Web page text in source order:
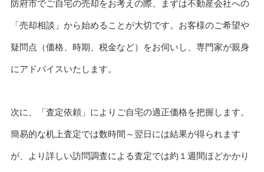
防府市でご自宅の売却をお考えの際、まずは不動産会社への
「売却相談」から始めることが大切です。お客様のご希望や
疑問点（価格、時期、税金など）をお伺いし、専門家が親身
にアドバイスいたします。
次に、「査定依頼」によりご自宅の適正価格を把握します。
簡易的な机上査定では数時間～翌日には結果が得られます
が、より詳しい訪問調査による査定では約１週間ほどかかり